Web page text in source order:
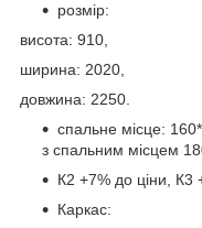
розмір:
висота: 910,
ширина: 2020,
довжина: 2250.
спальне місце:
з спальним місцем
К2 +7% до ціни, К3
Каркас: